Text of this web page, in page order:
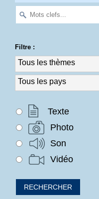
Filtre :
Texte
Photo
Son
Vidéo